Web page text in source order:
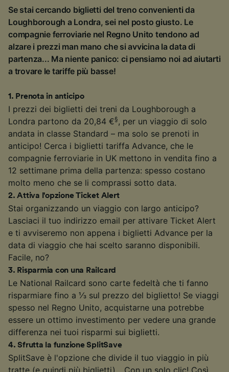
Se stai cercando biglietti del treno convenienti da
Loughborough a Londra, sei nel posto giusto. Le
compagnie ferroviarie nel Regno Unito tendono ad
alzare i prezzi man mano che si avvicina la data di
partenza... Ma niente panico: ci pensiamo noi ad aiutarti
a trovare le tariffe più basse!
1 . Prenota in anticipo
I prezzi dei biglietti dei treni da Loughborough a
Londra partono da 20,84 €§ , per un viaggio di solo
andata in classe Standard – ma solo se prenoti in
anticipo! Cerca i biglietti tariffa Advance, che le
compagnie ferroviarie in UK mettono in vendita fino a
12 settimane prima della partenza: spesso costano
molto meno che se li comprassi sotto data.
2.Attiva l'opzione Ticket Alert
Stai organizzando un viaggio con largo anticipo?
Lasciaci il tuo indirizzo email per attivare Ticket Alert
e ti avviseremo non appena i biglietti Advance per la
data di viaggio che hai scelto saranno disponibili.
Facile, no?
3. Risparmia con una Railcard
Le National Railcard sono carte fedeltà che ti fanno
risparmiare fino a ⅓ sul prezzo del biglietto! Se viaggi
spesso nel Regno Unito, acquistarne una potrebbe
essere un ottimo investimento per vedere una grande
differenza nei tuoi risparmi sui biglietti.
4.Sfrutta la funzione SplitSave
SplitSave è l'opzione che divide il tuo viaggio in più
tratte (e quindi più biglietti)... Con un solo clic! Così